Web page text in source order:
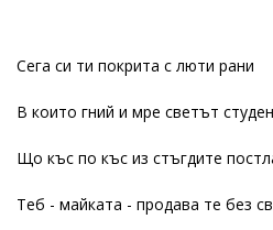
Сега си ти покрита с люти рани
В които гний и мре светът
Що къс по къс из стъгдите
Теб - майката - продава те без